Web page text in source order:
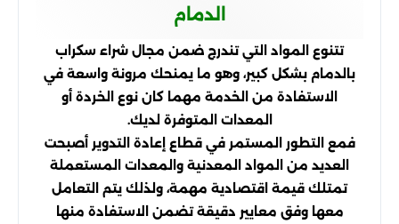
الدمام
تتنوع المواد التي تندرج ضمن مجال شراء سكراب
بالدمام بشكل كبير، وهو ما يمنحك مرونة واسعة في
الاستفادة من الخدمة مهما كان نوع الخردة أو
المعدات المتوفرة لديك.
فمع التطور المستمر في قطاع إعادة التدوير أصبحت
العديد من المواد المعدنية والمعدات المستعملة
تمتلك قيمة اقتصادية مهمة، ولذلك يتم التعامل
معها وفق معايير دقيقة تضمن الاستفادة منها